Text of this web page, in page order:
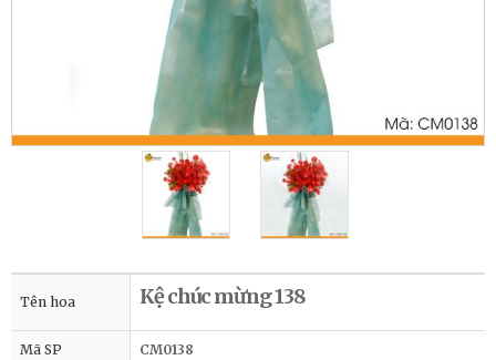
Tên hoa Kệ chúc mừng 138
Mã SP CM0138